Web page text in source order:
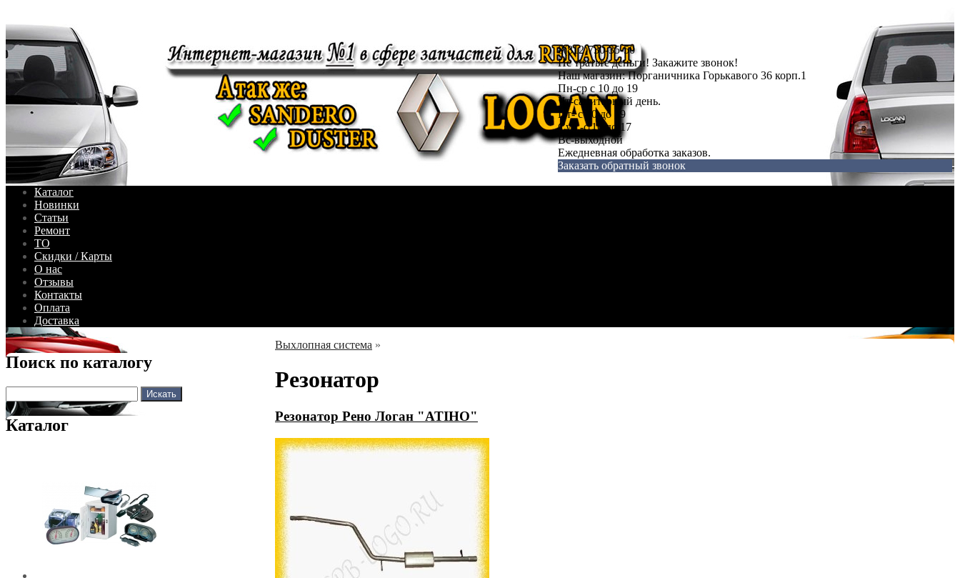
8(812)730-35-50
Не тратьте деньги! Закажите звонок!
Наш магазин: Порганичника Горькавого 36 корп.1
Пн-ср с 10 до 19
Чт-санитарный день.
Пт- с 10 до 19
Суб.-с 10 до 17
Вс-выходной
Ежедневная обработка заказов.
Заказать обратный звонок
Каталог
Новинки
Статьи
Ремонт
ТО
Скидки / Карты
О нас
Отзывы
Контакты
Оплата
Доставка
Поиск по каталогу
Каталог
Выхлопная система »
Резонатор
Резонатор Рено Логан "ATIHO"